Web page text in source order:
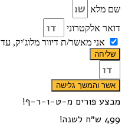
שם מלא
דואר אלקטרוני
אני מאשר/ת דיוור מלוג'יק,
שליחה
אשר והמשך גלישה
מבצע פורים מ-ט-ו-ר-ף!
499 ש״ח לשנה!